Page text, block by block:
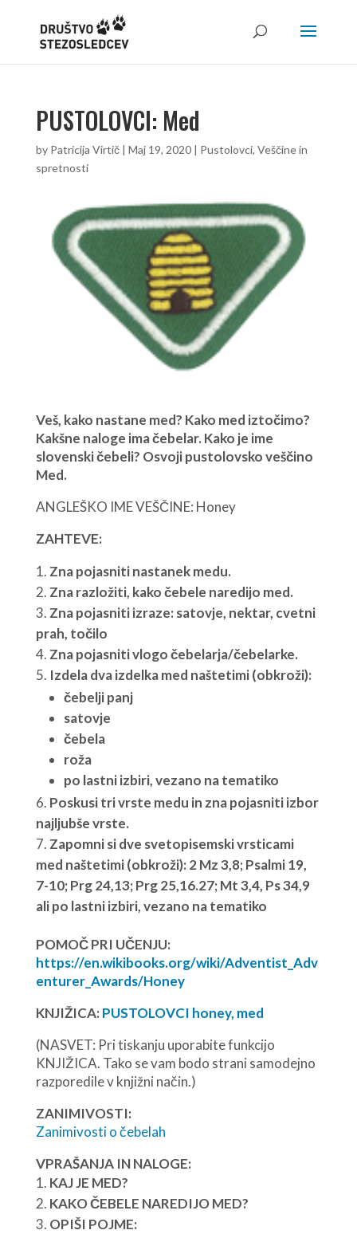
PUSTOLOVCI: Med
by Patricija Virtič| Maj 19, 2020| Pustolovci, Veščine in
spretnosti
Veš, kako nastane med? Kako med iztočimo?
Kakšne naloge ima čebelar. Kako je ime
slovenski čebeli? Osvoji pustolovsko veščino
Med.
ANGLEŠKO IME VEŠČINE: Honey
ZAHTEVE:
Zna pojasniti nastanek medu.
Zna razložiti, kako čebele naredijo med.
Zna pojasniti izraze: satovje, nektar, cvetni
prah, točilo
Zna pojasniti vlogo čebelarja/čebelarke.
Izdela dva izdelka med naštetimi (obkroži):
čebelji panj
satovje
čebela
roža
po lastni izbiri, vezano na tematiko
Poskusi tri vrste medu in zna pojasniti izbor
najljubše vrste.
Zapomni si dve svetopisemski vrsticami
med naštetimi (obkroži): 2 Mz 3,8; Psalmi 19,
7-10; Prg 24,13; Prg 25,16.27; Mt 3,4, Ps 34,9
ali po lastni izbiri, vezano na tematiko
POMOČ PRI UČENJU:
https://en.wikibooks.org/wiki/Adventist_Adv
enturer_Awards/Honey
KNJIŽICA: PUSTOLOVCI honey, med
(NASVET: Pri tiskanju uporabite funkcijo
KNJIŽICA. Tako se vam bodo strani samodejno
razporedile v knjižni način.)
ZANIMIVOSTI:
Zanimivosti o čebelah
VPRAŠANJA IN NALOGE:
KAJ JE MED?
KAKO ČEBELE NAREDIJO MED?
OPIŠI POJME: